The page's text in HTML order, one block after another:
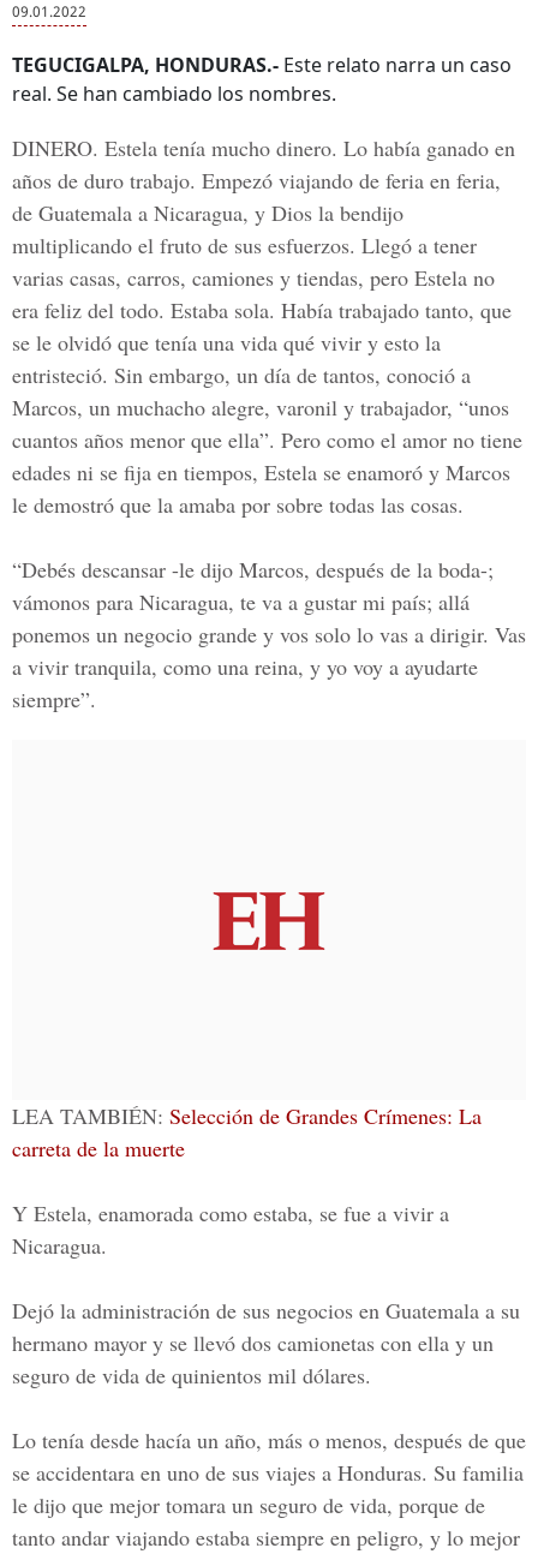
09.01.2022
TEGUCIGALPA, HONDURAS.- Este relato narra un caso
real. Se han cambiado los nombres.
DINERO. Estela tenía mucho dinero. Lo había ganado en
años de duro trabajo. Empezó viajando de feria en feria,
de Guatemala a Nicaragua, y Dios la bendijo
multiplicando el fruto de sus esfuerzos. Llegó a tener
varias casas, carros, camiones y tiendas, pero Estela no
era feliz del todo. Estaba sola. Había trabajado tanto, que
se le olvidó que tenía una vida qué vivir y esto la
entristeció. Sin embargo, un día de tantos, conoció a
Marcos, un muchacho alegre, varonil y trabajador, “unos
cuantos años menor que ella”. Pero como el amor no tiene
edades ni se fija en tiempos, Estela se enamoró y Marcos
le demostró que la amaba por sobre todas las cosas.
“Debés descansar -le dijo Marcos, después de la boda-;
vámonos para Nicaragua, te va a gustar mi país; allá
ponemos un negocio grande y vos solo lo vas a dirigir. Vas
a vivir tranquila, como una reina, y yo voy a ayudarte
siempre”.
LEA TAMBIÉN: Selección de Grandes Crímenes: La
carreta de la muerte
Y Estela, enamorada como estaba, se fue a vivir a
Nicaragua.
Dejó la administración de sus negocios en Guatemala a su
hermano mayor y se llevó dos camionetas con ella y un
seguro de vida de quinientos mil dólares.
Lo tenía desde hacía un año, más o menos, después de que
se accidentara en uno de sus viajes a Honduras. Su familia
le dijo que mejor tomara un seguro de vida, porque de
tanto andar viajando estaba siempre en peligro, y lo mejor